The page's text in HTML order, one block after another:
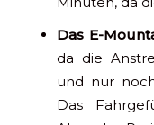
Das E-
da die
und nur
Das